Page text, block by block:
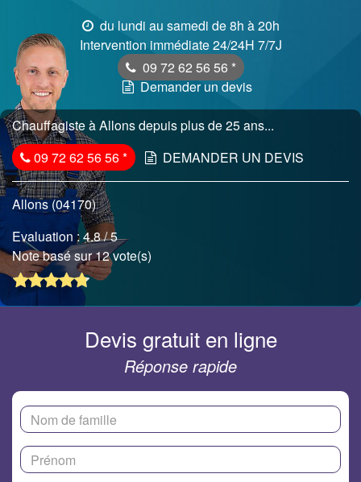
du lundi au samedi de 8h à 20h
Intervention immédiate 24/24H 7/7J
09 72 62 56 56 *
Demander un devis
Chauffagiste à Allons depuis plus de 25 ans...
09 72 62 56 56* DEMANDER UN DEVIS
Allons (04170)
Evaluation :4.8/ 5
Note basé sur 12 vote(s)
Devis gratuit en ligne
Réponse rapide